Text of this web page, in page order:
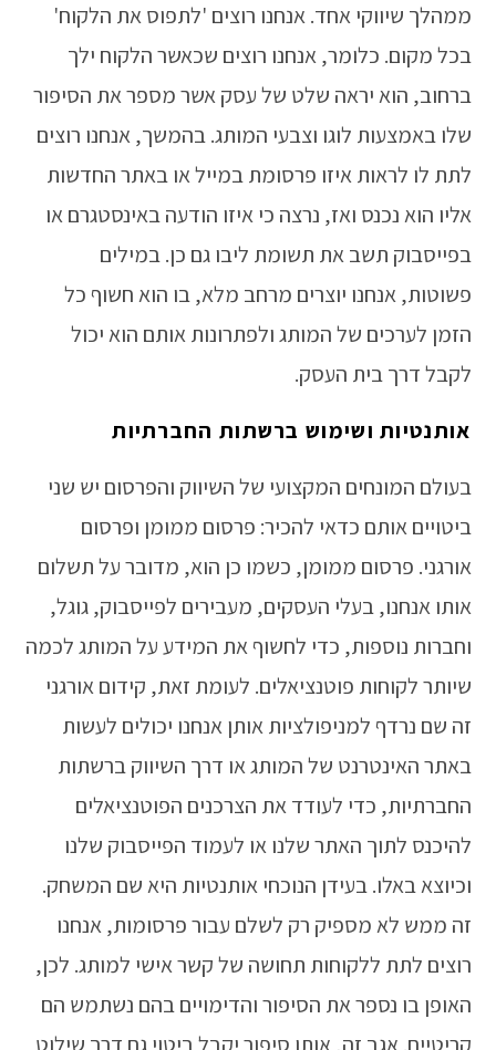
ממהלך שיווקי אחד. אנחנו רוצים 'לתפוס את הלקוח'
בכל מקום. כלומר, אנחנו רוצים שכאשר הלקוח ילך
ברחוב, הוא יראה שלט של עסק אשר מספר את הסיפור
שלו באמצעות לוגו וצבעי המותג. בהמשך, אנחנו רוצים
לתת לו לראות איזו פרסומת במייל או באתר החדשות
אליו הוא נכנס ואז, נרצה כי איזו הודעה באינסטגרם או
בפייסבוק תשב את תשומת ליבו גם כן. במילים
פשוטות, אנחנו יוצרים מרחב מלא, בו הוא חשוף כל
הזמן לערכים של המותג ולפתרונות אותם הוא יכול
לקבל דרך בית העסק.
אותנטיות ושימוש ברשתות החברתיות
בעולם המונחים המקצועי של השיווק והפרסום יש שני
ביטויים אותם כדאי להכיר: פרסום ממומן ופרסום
אורגני. פרסום ממומן, כשמו כן הוא, מדובר על תשלום
אותו אנחנו, בעלי העסקים, מעבירים לפייסבוק, גוגל,
וחברות נוספות, כדי לחשוף את המידע על המותג לכמה
שיותר לקוחות פוטנציאלים. לעומת זאת, קידום אורגני
זה שם נרדף למניפולציות אותן אנחנו יכולים לעשות
באתר האינטרנט של המותג או דרך השיווק ברשתות
החברתיות, כדי לעודד את הצרכנים הפוטנציאלים
להיכנס לתוך האתר שלנו או לעמוד הפייסבוק שלנו
וכיוצא באלו. בעידן הנוכחי אותנטיות היא שם המשחק.
זה ממש לא מספיק רק לשלם עבור פרסומות, אנחנו
רוצים לתת ללקוחות תחושה של קשר אישי למותג. לכן,
האופן בו נספר את הסיפור והדימויים בהם נשתמש הם